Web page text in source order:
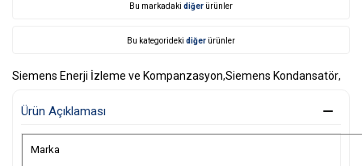
Bu markadaki diğer ürünler
Bu kategorideki diğer ürünler
Siemens Enerji İzleme ve Kompanzasyon Siemens Kondansatör
Ürün Açıklaması
Marka